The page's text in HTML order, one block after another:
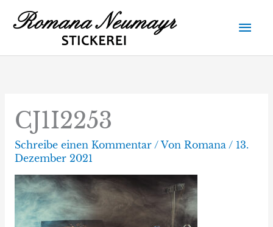
Inhalt
CJ1I2253
Schreibe einen Kommentar / Von Romana / 13.
Dezember 2021